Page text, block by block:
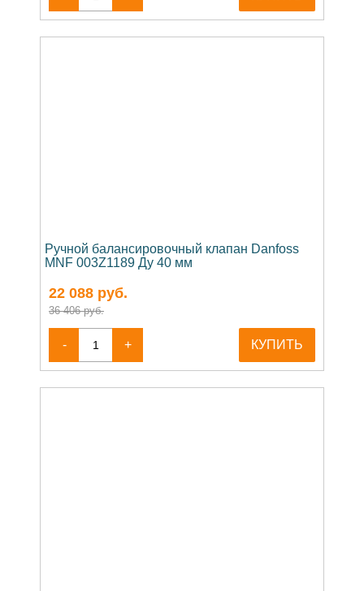
Ручной балансировочный клапан Danfoss
MNF 003Z1189 Ду 40 мм
22 088 руб.
36 406 руб.
- + КУПИТЬ